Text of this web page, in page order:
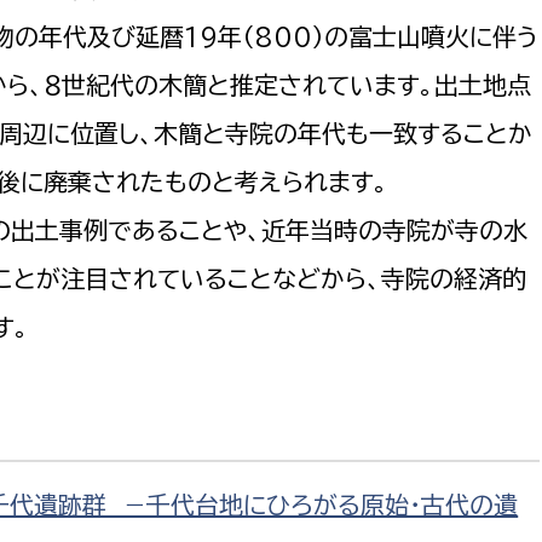
の年代及び延暦19年（800）の富士山噴火に伴う
、８世紀代の木簡と推定されています。出土地点
辺に位置し、木簡と寺院の年代も一致することか
に廃棄されたものと考えられます。
土事例であることや、近年当時の寺院が寺の水
とが注目されていることなどから、寺院の経済的
遺跡群 －千代台地にひろがる原始・古代の遺